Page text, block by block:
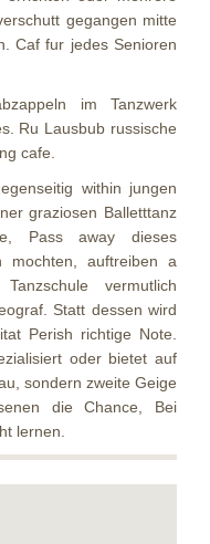
gegangen mitte
Caf fur jedes Senioren
im Tanzwerk
Ru Lausbub russische
cafe.
within jungen
graziosen Balletttanz
Pass away dieses
mochten, auftreiben a
vermutlich
Statt dessen wird
Perish richtige Note.
oder bietet auf
sondern zweite Geige
die Chance, Bei
lernen.